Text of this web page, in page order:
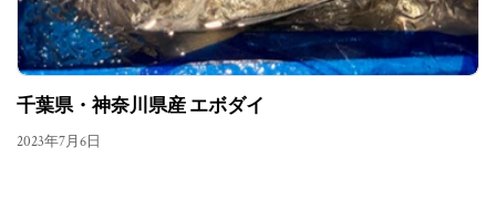
千葉県・神奈川県産 エボダイ
2023年7月6日